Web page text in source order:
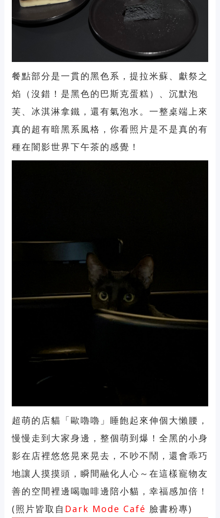
餐點部分是一貫的黑色系，提拉米蘇、獻祭之
焰（沒錯！是黑色的巴斯克蛋糕）、沉默泡
芙、冰淇淋拿鐵，還有氣泡水。一整桌端上來
真的超有暗黑系風格，你看照片是不是真的有
種在闇影世界下午茶的感覺！
超萌的店貓「歐嚕嚕」睡飽起來伸個大懶腰，
慢慢走到大家身邊，整個萌到爆！全黑的小身
影在店裡悠悠晃來晃去，不吵不鬧，還會乖巧
地讓人摸摸頭，瞬間融化人心～在這樣寵物友
善的空間裡邊喝咖啡邊陪小貓，幸福感加倍！
(照片皆取自 Dark Mode Café 臉書粉專)